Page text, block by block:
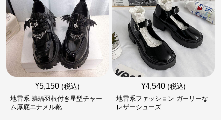
¥5,150 (税込)
地雷系 蝙蝠羽根付き星型チャー
ム厚底エナメル靴
¥4,540 (税込)
地雷系ファッション ガーリーな
レザーシューズ